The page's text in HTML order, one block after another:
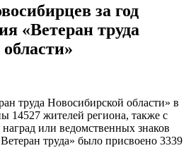
за год
«Ветеран труда
труда Новосибирской области» в
14527 жителей региона, также с
или ведомственных знаков
труда» было присвоено 3339